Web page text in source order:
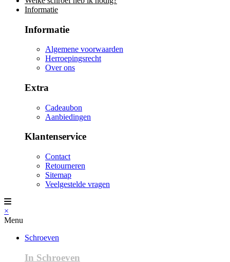
Informatie
Informatie
Algemene voorwaarden
Herroepingsrecht
Over ons
Extra
Cadeaubon
Aanbiedingen
Klantenservice
Contact
Retourneren
Sitemap
Veelgestelde vragen
×
Menu
Schroeven
In Schroeven